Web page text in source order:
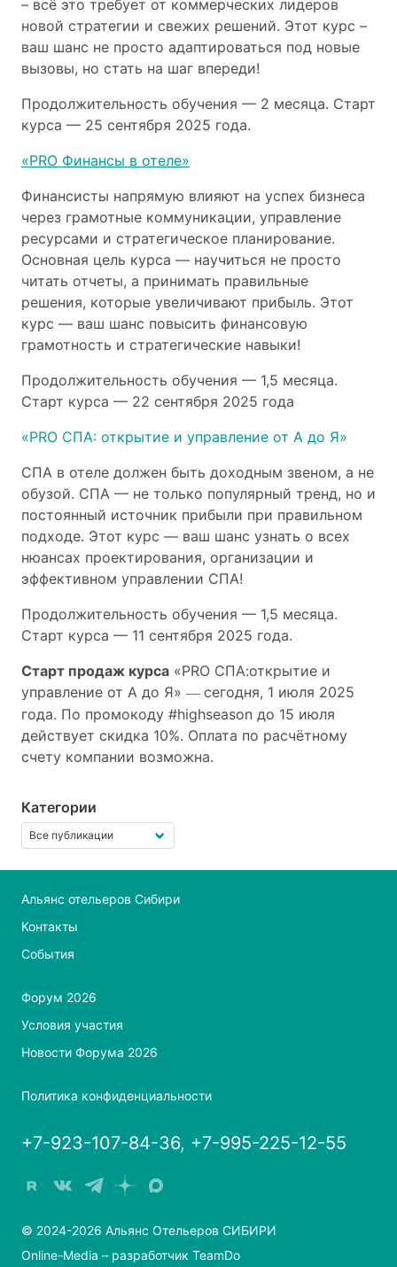
Категории
– всё это требует от коммерческих лидеров
новой стратегии и свежих решений. Этот курс –
ваш шанс не просто адаптироваться под новые
вызовы, но стать на шаг впереди!
Продолжительность обучения — 2 месяца. Старт
курса — 25 сентября 2025 года.
«PRO Финансы в отеле»
Финансисты напрямую влияют на успех бизнеса
через грамотные коммуникации, управление
ресурсами и стратегическое планирование.
Основная цель курса — научиться не просто
читать отчеты, а принимать правильные
решения, которые увеличивают прибыль. Этот
курс — ваш шанс повысить финансовую
грамотность и стратегические навыки!
Продолжительность обучения — 1,5 месяца.
Старт курса — 22 сентября 2025 года
«PRO СПА: открытие и управление от А до Я»
СПА в отеле должен быть доходным звеном, а не
обузой. СПА — не только популярный тренд, но и
постоянный источник прибыли при правильном
подходе. Этот курс — ваш шанс узнать о всех
нюансах проектирования, организации и
эффективном управлении СПА!
Продолжительность обучения — 1,5 месяца.
Старт курса — 11 сентября 2025 года.
Старт продаж курса «PRO СПА:открытие и
управление от А до Я» — cегодня, 1 июля 2025
года. По промокоду #highseason до 15 июля
действует скидка 10%. Оплата по расчётному
счету компании возможна.
Альянс отельеров Сибири
Контакты
События
Форум 2026
Условия участия
Новости Форума 2026
Политика конфиденциальности
+7-923-107-84-36, +7-995-225-12-55
© 2024-2026 Альянс Отельеров СИБИРИ
Online-Media – разработчик TeamDo